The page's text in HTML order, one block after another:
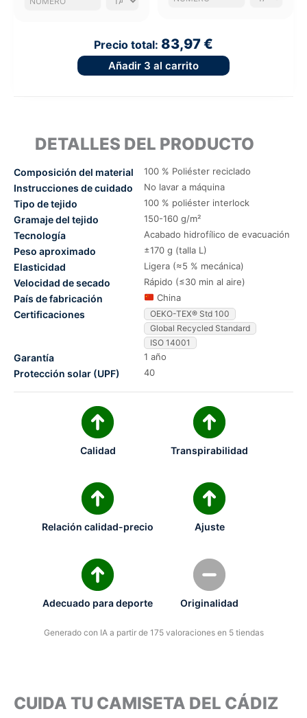
Precio total: 83,97 €
Añadir 3 al carrito
DETALLES DEL PRODUCTO
Composición del material 100 % Poliéster reciclado
Instrucciones de cuidado No lavar a máquina
Tipo de tejido 100 % poliéster interlock
Gramaje del tejido 150-160 g/m²
Tecnología Acabado hidrofílico de evacuación
Peso aproximado ±170 g (talla L)
Elasticidad Ligera (≈5 % mecánica)
Velocidad de secado Rápido (≤30 min al aire)
País de fabricación China
Certificaciones
OEKO-TEX® Std 100
Global Recycled Standard
ISO 14001
Garantía 1 año
Protección solar (UPF) 40
Calidad Transpirabilidad
Relación calidad-precio Ajuste
Adecuado para deporte Originalidad
Generado con IA a partir de 175 valoraciones en 5 tiendas
CUIDA TU CAMISETA DEL CÁDIZ